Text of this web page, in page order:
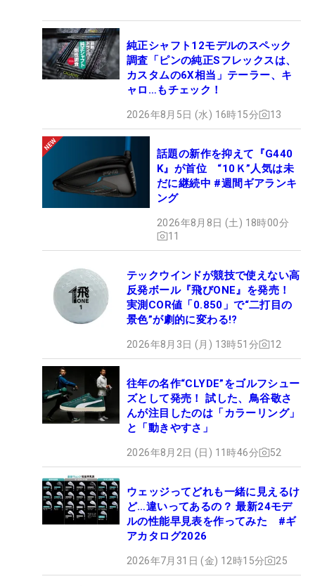
純正シャフト12モデルのスペック
調査「ピンの純正Sフレックスは、
カスタムの6X相当」テーラー、キ
ャロ…もチェック！
2026年8月5日 (水) 16時15分 13
話題の新作を抑えて『G440
K』が首位 “10Ｋ”人気は未
だに継続中 #週間ギアランキ
ング
2026年8月8日 (土) 18時00分
11
テックウインドが競技で使えない高
反発ボール『飛びONE』を発売！
実測COR値「0.850」で“二打目の
景色”が劇的に変わる!?
2026年8月3日 (月) 13時51分 12
往年の名作“CLYDE”をゴルフシュー
ズとして発売！ 試した、鳥谷敬さ
んが注目したのは「カラーリング」
と「動きやすさ」
2026年8月2日 (日) 11時46分 52
ウェッジってどれも一緒に見えるけ
ど…違いってあるの？ 最新24モデ
ルの性能早見表を作ってみた #ギ
アカタログ2026
2026年7月31日 (金) 12時15分 25